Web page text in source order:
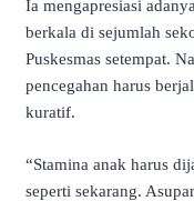
Ia mengapresiasi
berkala di sejumlah
Puskesmas setempat.
pencegahan harus
kuratif.
“Stamina anak harus
seperti sekarang.